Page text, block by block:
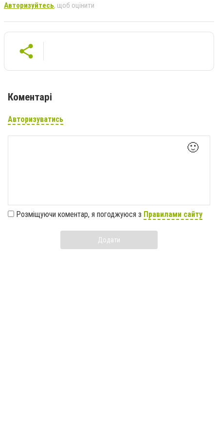
Авторизуйтесь, щоб оцінити
Коментарі
Авторизуватись
🙂
Розміщуючи коментар, я погоджуюся з Правилами сайту
Додати